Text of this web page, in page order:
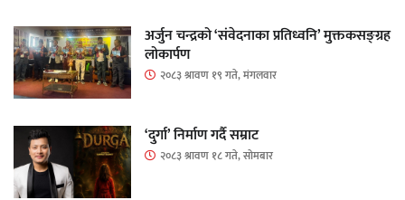
अर्जुन चन्द्रको ‘संवेदनाका प्रतिध्वनि’ मुक्तकसङ्ग्रह
लोकार्पण
२०८३ श्रावण १९ गते, मंगलवार
‘दुर्गा’ निर्माण गर्दै सम्राट
२०८३ श्रावण १८ गते, सोमबार